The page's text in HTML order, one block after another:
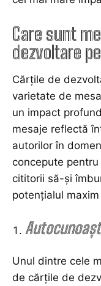
Care sunt
dezvoltare
Cărțile de
varietate de
un impact
mesaje reflectă
autorilor în
concepute
cititorii să-și
potențialul maxim
Unul dintre cele
de cărțile de